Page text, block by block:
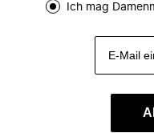
Ich mag